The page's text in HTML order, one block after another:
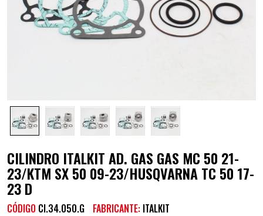
CILINDRO ITALKIT AD. GAS GAS MC 50 21-
23/KTM SX 50 09-23/HUSQVARNA TC 50 17-
23 D
CÓDIGO CI.34.050.G FABRICANTE: ITALKIT